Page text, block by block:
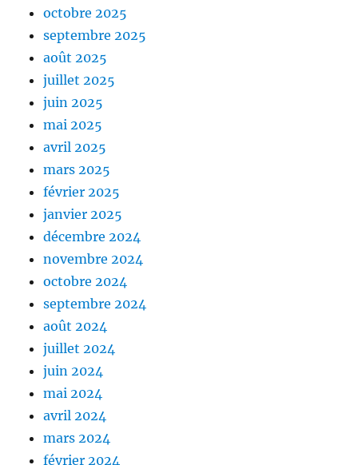
octobre 2025
septembre 2025
août 2025
juillet 2025
juin 2025
mai 2025
avril 2025
mars 2025
février 2025
janvier 2025
décembre 2024
novembre 2024
octobre 2024
septembre 2024
août 2024
juillet 2024
juin 2024
mai 2024
avril 2024
mars 2024
février 2024